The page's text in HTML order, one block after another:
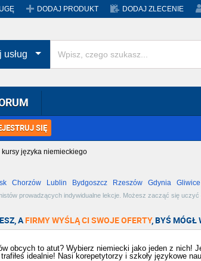
DODAJ PRODUKT DODAJ ZLECENIE
SIĘ
usług
języka niemieckiego
Chorzów Lublin Bydgoszcz Rzeszów Gdynia Gliwice
prowadzących indywidualne lekcje. Możesz zacząć się
AFIRMY WYŚLĄ CI SWOJE OFERTY, BYŚ MÓGŁ
obcych to atut? Wybierz niemiecki jako jeden z nich!
idealnie! Nasi korepetytorzy i szkoły językowe